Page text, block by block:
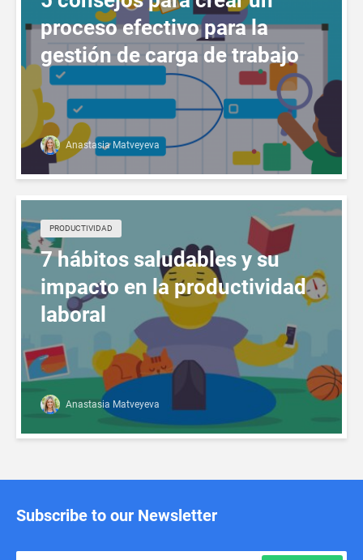
proceso efectivo para la
gestión de carga de trabajo
Anastasia Matveyeva
PRODUCTIVIDAD
7 hábitos saludables y su
impacto en la productividad
laboral
Anastasia Matveyeva
Subscribe to our Newsletter